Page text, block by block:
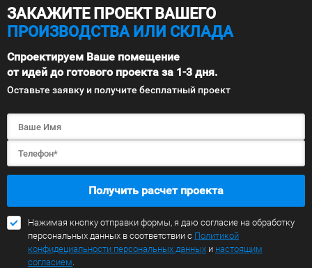
ЗАКАЖИТЕ ПРОЕКТ ВАШЕГО
ПРОИЗВОДСТВА ИЛИ СКЛАДА
Спроектируем Ваше помещение
от идей до готового проекта за 1-3 дня.
Оставьте заявку и получите бесплатный проект
Получить расчет проекта
Нажимая кнопку отправки формы, я даю согласие на обработку
персональных данных в соответствии с Политикой
конфидециальности персональных данных и настоящим
согласием